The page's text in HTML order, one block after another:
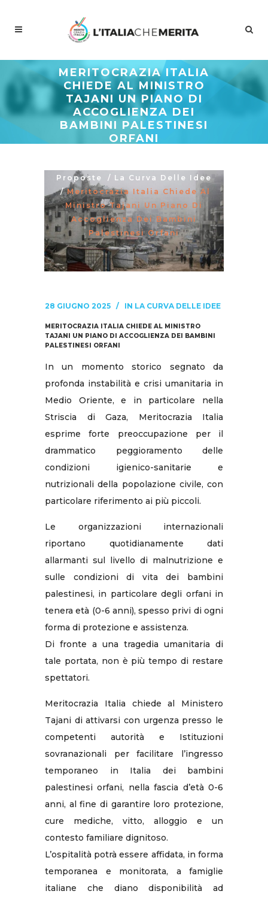
MERITOCRAZIA ITALIA
CHIEDE AL MINISTRO
TAJANI UN PIANO DI
ACCOGLIENZA DEI
BAMBINI PALESTINESI
ORFANI
Proposte
/ La Curva Delle Idee
/Meritocrazia Italia Chiede Al
Ministro Tajani Un Piano Di
Accoglienza Dei Bambini
Palestinesi Orfani
28 GIUGNO 2025 IN LA CURVA DELLE IDEE
MERITOCRAZIA ITALIA CHIEDE AL MINISTRO
TAJANI UN PIANO DI ACCOGLIENZA DEI BAMBINI
PALESTINESI ORFANI
In un momento storico segnato da
profonda instabilità e crisi umanitaria in
Medio Oriente, e in particolare nella
Striscia di Gaza, Meritocrazia Italia
esprime forte preoccupazione per il
drammatico peggioramento delle
condizioni igienico-sanitarie e
nutrizionali della popolazione civile, con
particolare riferimento ai più piccoli.
Le organizzazioni internazionali
riportano quotidianamente dati
allarmanti sul livello di malnutrizione e
sulle condizioni di vita dei bambini
palestinesi, in particolare degli orfani in
tenera età (0-6 anni), spesso privi di ogni
forma di protezione e assistenza.
Di fronte a una tragedia umanitaria di
tale portata, non è più tempo di restare
spettatori.
Meritocrazia Italia chiede al Ministero
Tajani di attivarsi con urgenza presso le
competenti autorità e Istituzioni
sovranazionali per facilitare l’ingresso
temporaneo in Italia dei bambini
palestinesi orfani, nella fascia d’età 0-6
anni, al fine di garantire loro protezione,
cure mediche, vitto, alloggio e un
contesto familiare dignitoso.
L’ospitalità potrà essere affidata, in forma
temporanea e monitorata, a famiglie
italiane che diano disponibilità ad